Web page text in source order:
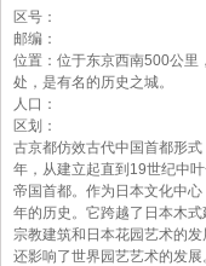
区号：
邮编：
位置：位于东京西南500公里
处，是有名的历史之城。
人口：
区划：
古京都仿效古代中国首都形
年，从建立起直到19世纪中
帝国首都。作为日本文化中
年的历史。它跨越了日本木式
宗教建筑和日本花园艺术的
还影响了世界园艺艺术的发展